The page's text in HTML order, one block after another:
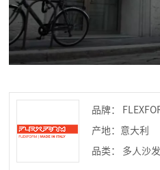
品牌：
产地：意大利
品类： 多人沙发